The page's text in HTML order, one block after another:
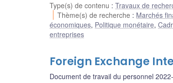
Type(s) de contenu : Travaux de
Thème(s) de recherche : Marchés
économiques, Politique monétaire,
entreprises
Foreign Exchange
Document de travail du personnel